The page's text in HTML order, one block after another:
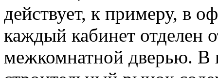
действует, к примеру, в
каждый кабинет отделен
межкомнатной дверью. В